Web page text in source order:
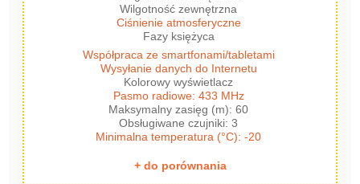
Wilgotność zewnętrzna
Ciśnienie atmosferyczne
Fazy księżyca
Współpraca ze smartfonami/tabletami
Wysyłanie danych do Internetu
Kolorowy wyświetlacz
Pasmo radiowe: 433 MHz
Maksymalny zasięg (m): 60
Obsługiwane czujniki: 3
Minimalna temperatura (°C): -20
+ do porównania